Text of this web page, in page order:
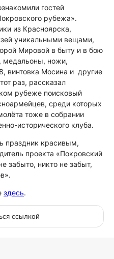
гостей
рубежа».
из Красноярска,
уникальными вещами,
Мировой в быту и в бою
медальоны, ножи,
винтовка Мосина и другие
раз, рассказал
рубеже поисковый
среди которых
тоже в собрании
исторического клуба.
праздник красивым,
проекта «Покровский
забыто, никто не забыт,
здесь.
ссылкой